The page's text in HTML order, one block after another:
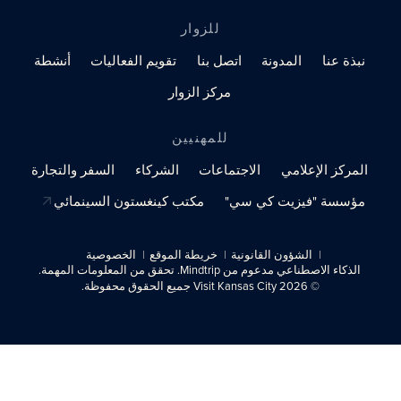
للزوار
نبذة عنا
المدونة اتصل بنا تقويم الفعاليات
أنشطة
مركز الزوار
للمهنيين
المركز الإعلامي
الاجتماعات الشركاء
السفر والتجارة
مؤسسة "فيزيت كي سي"
مكتب كينغستون السينمائي
الشؤون القانونية خريطة الموقع
الخصوصية
الذكاء الاصطناعي مدعوم من Mindtrip. تحقق من المعلومات المهمة.
© 2026 Visit Kansas City جميع الحقوق محفوظة.